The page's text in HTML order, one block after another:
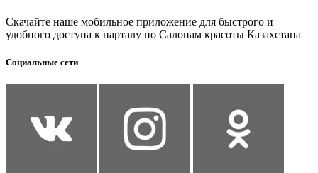
Скачайте наше мобильное приложение для быстрого и
удобного доступа к парталу по Салонам красоты Казахстана
Социальные сети